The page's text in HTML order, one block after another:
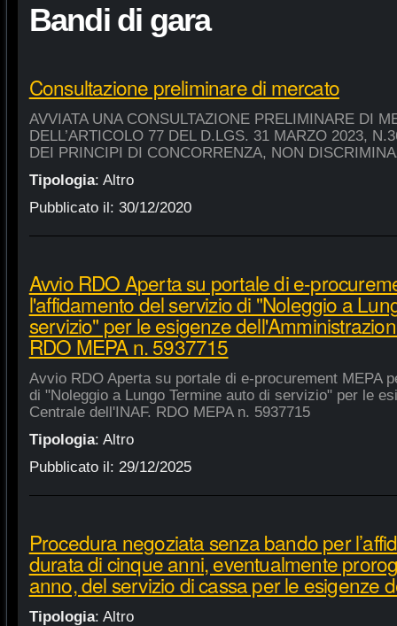
Bandi di gara
Consultazione preliminare di mercato
AVVIATA UNA CONSULTAZIONE PRELIMINARE DI
DELL’ARTICOLO 77 DEL D.LGS. 31 MARZO 2023,
DEI PRINCIPI DI CONCORRENZA, NON
Tipologia: Altro
Pubblicato il: 30/12/2020
Avvio RDO Aperta su portale di e-
l'affidamento del servizio di "Noleggio a
servizio" per le esigenze
RDO MEPA n. 5937715
Avvio RDO Aperta su portale di e-procurement MEPA
di "Noleggio a Lungo Termine auto di servizio" per le
Centrale dell'INAF. RDO MEPA n. 5937715
Tipologia: Altro
Pubblicato il: 29/12/2025
Procedura negoziata senza bando per
durata di cinque anni, eventualmente
anno, del servizio di cassa per le esigenze
Tipologia: Altro